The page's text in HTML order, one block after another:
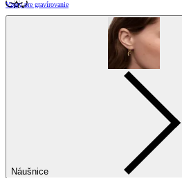
Vzory pre gravírovanie
Náušnice